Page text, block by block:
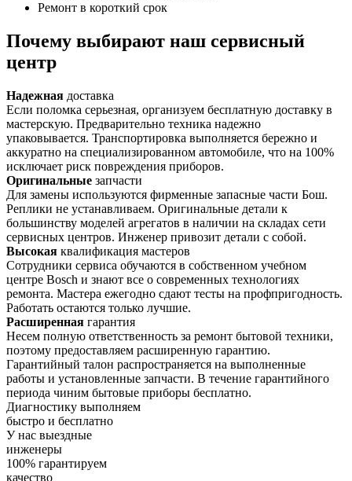
Ремонт в короткий срок
Почему выбирают наш сервисный
центр
Надежная доставка
Если поломка серьезная, организуем бесплатную доставку в
мастерскую. Предварительно техника надежно
упаковывается. Транспортировка выполняется бережно и
аккуратно на специализированном автомобиле, что на 100%
исключает риск повреждения приборов.
Оригинальные запчасти
Для замены используются фирменные запасные части Бош.
Реплики не устанавливаем. Оригинальные детали к
большинству моделей агрегатов в наличии на складах сети
сервисных центров. Инженер привозит детали с собой.
Высокая квалификация мастеров
Сотрудники сервиса обучаются в собственном учебном
центре Bosch и знают все о современных технологиях
ремонта. Мастера ежегодно сдают тесты на профпригодность.
Работать остаются только лучшие.
Расширенная гарантия
Несем полную ответственность за ремонт бытовой техники,
поэтому предоставляем расширенную гарантию.
Гарантийный талон распространяется на выполненные
работы и установленные запчасти. В течение гарантийного
периода чиним бытовые приборы бесплатно.
Диагностику выполняем
быстро и бесплатно
У нас выездные
инженеры
100% гарантируем
качество